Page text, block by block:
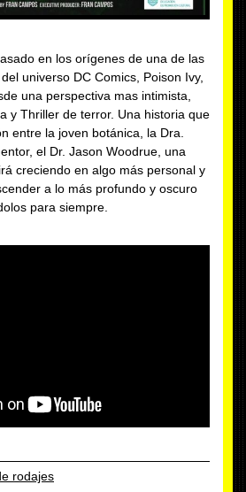
en los orígenes de una de las
universo DC Comics, Poison Ivy,
una perspectiva mas intimista,
y Thriller de terror. Una historia que
entre la joven botánica, la Dra.
el Dr. Jason Woodrue, una
creciendo en algo más personal y
a lo más profundo y oscuro
para siempre.
rodajes